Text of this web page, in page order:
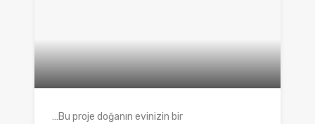
Bu proje doğanın evinizin bir…